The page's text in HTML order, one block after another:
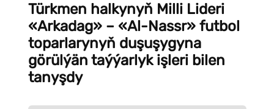
Türkmen halkynyň Milli Lideri
«Arkadag» – «Al-Nassr» futbol
toparlarynyň duşuşygyna
görülýän taýýarlyk işleri bilen
tanyşdy